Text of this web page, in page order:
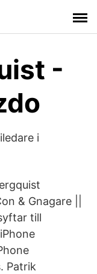
-
i
& Gnagare ||
till
Patrik